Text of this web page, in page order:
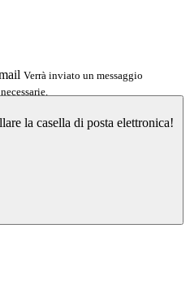
Verrà inviato un messaggio
la casella di posta elettronica!